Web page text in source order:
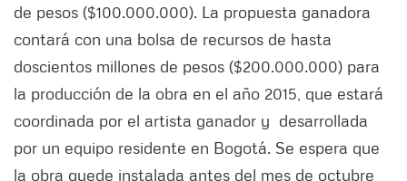
de pesos ($100.000.000). La propuesta ganadora
contará con una bolsa de recursos de hasta
doscientos millones de pesos ($200.000.000) para
la producción de la obra en el año 2015, que estará
coordinada por el artista ganador y desarrollada
por un equipo residente en Bogotá. Se espera que
la obra quede instalada antes del mes de octubre